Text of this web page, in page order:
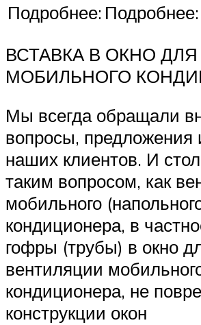
Подробнее: Подробнее:
ВСТАВКА В ОКНО ДЛЯ
МОБИЛЬНОГО
Мы всегда обращали
вопросы, предложения
наших клиентов. И
таким вопросом, как
мобильного
кондиционера, в
гофры (трубы) в окно
вентиляции
кондиционера, не
конструкции окон